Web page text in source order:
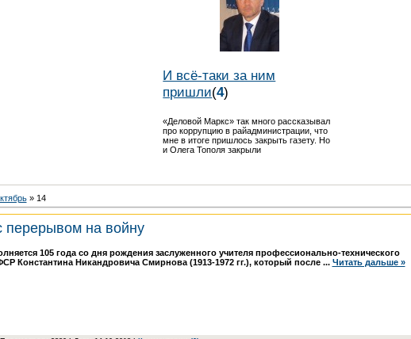
И всё-таки за ним
пришли(4)
«Деловой Маркс» так много рассказывал
про коррупцию в райадминистрации, что
мне в итоге пришлось закрыть газету. Но
и Олега Тополя закрыли
» 14
перерывом на войну
105 года со дня рождения заслуженного учителя профессионально-технического
Константина Никандровича Смирнова (1913-1972 гг.), который после ... Читать дальше »